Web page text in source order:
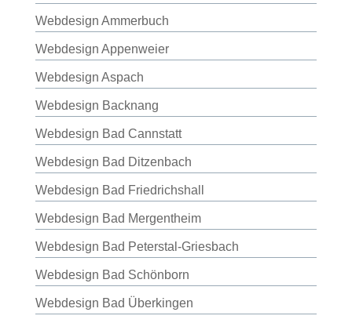
Webdesign Ammerbuch
Webdesign Appenweier
Webdesign Aspach
Webdesign Backnang
Webdesign Bad Cannstatt
Webdesign Bad Ditzenbach
Webdesign Bad Friedrichshall
Webdesign Bad Mergentheim
Webdesign Bad Peterstal-Griesbach
Webdesign Bad Schönborn
Webdesign Bad Überkingen